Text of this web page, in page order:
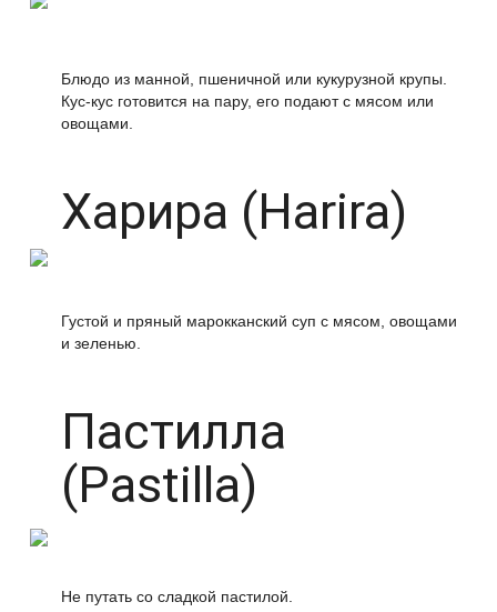
Блюдо из манной, пшеничной или кукурузной крупы.
Кус-кус готовится на пару, его подают с мясом или
овощами.
Харира (Harira)
Густой и пряный марокканский суп с мясом, овощами
и зеленью.
Пастилла
(Pastilla)
Не путать со сладкой пастилой.